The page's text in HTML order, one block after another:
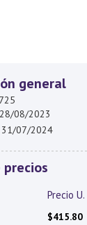
general
28/08/2023
31/07/2024
precios
Precio U.
$415.80